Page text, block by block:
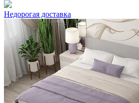
Недорогая доставка